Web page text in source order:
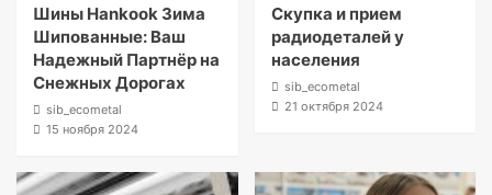
Шины Hankook Зима
Шипованные: Ваш
Надежный Партнёр на
Снежных Дорогах
sib_ecometal
15 ноября 2024
Скупка и прием
радиодеталей у
населения
sib_ecometal
21 октября 2024